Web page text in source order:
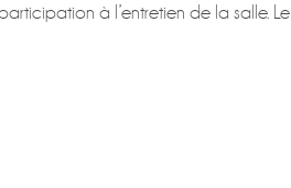
à l’entretien de la salle. Le